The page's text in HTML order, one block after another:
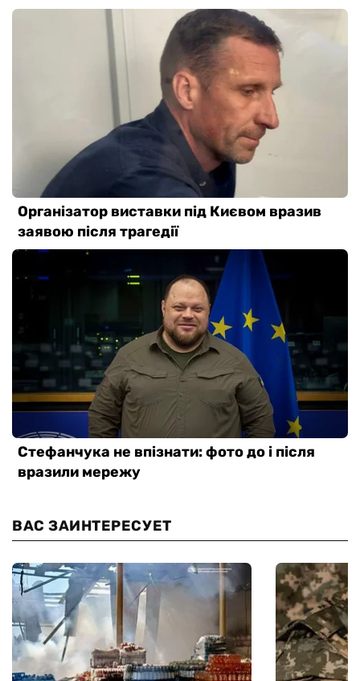
ВАС ЗАИНТЕРЕСУЕТ